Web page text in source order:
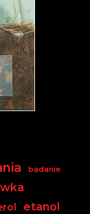
badanie
etanol